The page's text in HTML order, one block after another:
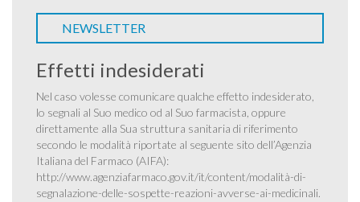
NEWSLETTER
Effetti indesiderati
Nel caso volesse comunicare qualche effetto indesiderato,
lo segnali al Suo medico od al Suo farmacista, oppure
direttamente alla Sua struttura sanitaria di riferimento
secondo le modalità riportate al seguente sito dell’Agenzia
Italiana del Farmaco (AIFA):
http://www.agenziafarmaco.gov.it/it/content/modalità-di-
segnalazione-delle-sospette-reazioni-avverse-ai-medicinali.